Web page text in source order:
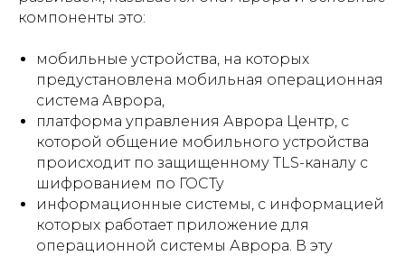
компоненты это:
мобильные устройства, на которых
предустановлена мобильная операционная
система Аврора,
платформа управления Аврора Центр, с
которой общение мобильного устройства
происходит по защищенному TLS-каналу с
шифрованием по ГОСТу
информационные системы, с информацией
которых работает приложение для
операционной системы Аврора. В эту